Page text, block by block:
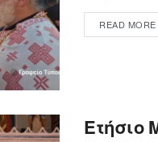
READ MORE
Ετήσιο